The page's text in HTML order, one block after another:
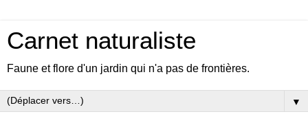
Carnet naturaliste
Faune et flore d'un jardin qui n'a pas de frontières.
▼